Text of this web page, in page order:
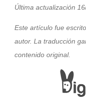
Última actualización
Este artículo fue
autor. La traducción
contenido original.